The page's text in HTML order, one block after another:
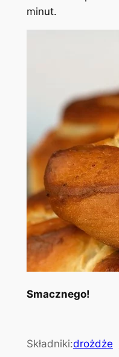
minut.
Smacznego!
Składniki:drożdże